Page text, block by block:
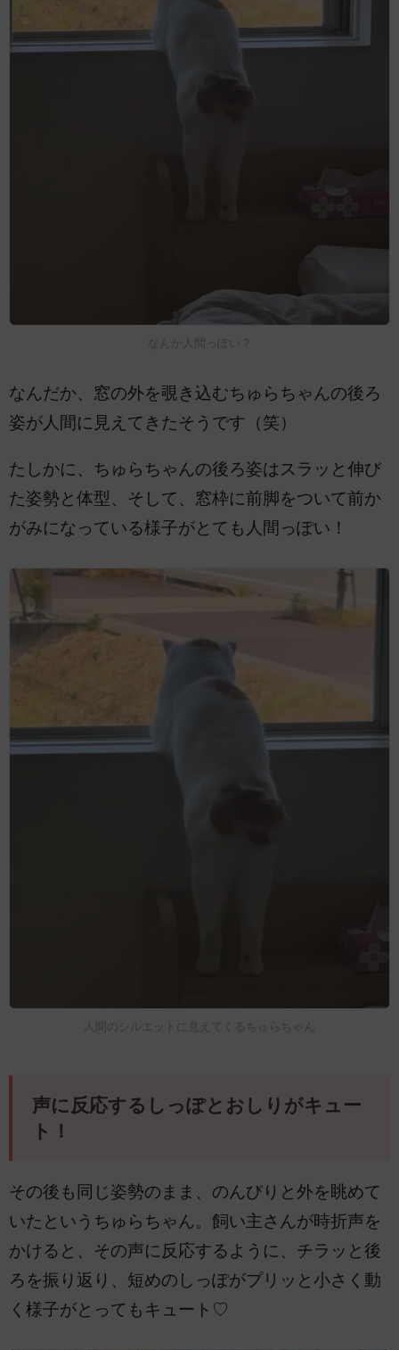
なんか人間っぽい？
なんだか、窓の外を覗き込むちゅらちゃんの後ろ
姿が人間に見えてきたそうです（笑）
たしかに、ちゅらちゃんの後ろ姿はスラッと伸び
た姿勢と体型、そして、窓枠に前脚をついて前か
がみになっている様子がとても人間っぽい！
人間のシルエットに見えてくるちゅらちゃん
声に反応するしっぽとおしりがキュー
ト！
その後も同じ姿勢のまま、のんびりと外を眺めて
いたというちゅらちゃん。飼い主さんが時折声を
かけると、その声に反応するように、チラッと後
ろを振り返り、短めのしっぽがプリッと小さく動
く様子がとってもキュート♡